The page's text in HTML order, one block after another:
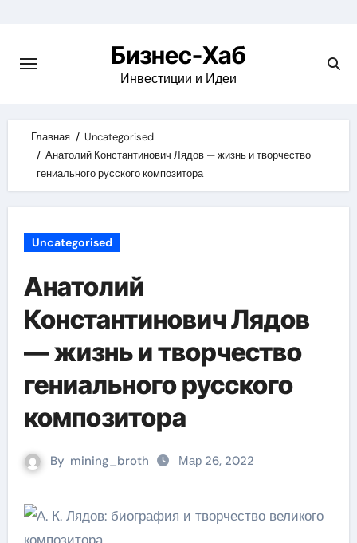
content
Бизнес-Хаб
Инвестиции и Идеи
Главная
Uncategorised
Анатолий Константинович Лядов — жизнь и творчество
гениального русского композитора
Uncategorised
Анатолий
Константинович Лядов
— жизнь и творчество
гениального русского
композитора
By mining_broth Мар 26, 2022